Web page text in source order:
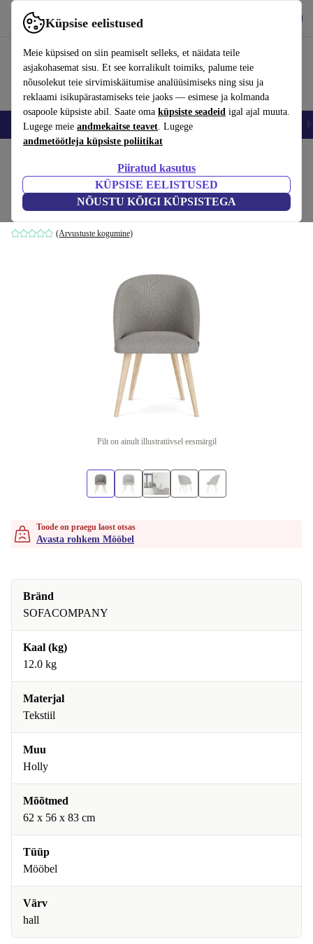
Küpsise eelistused
Meie küpsised on siin peamiselt selleks, et näidata teile
asjakohasemat sisu. Et see korralikult toimiks, palume teie
nõusolekut teie sirvimiskäitumise analüüsimiseks ning sisu ja
reklaami isikupärastamiseks teie jaoks — esimese ja kolmanda
osapoole küpsiste abil. Saate oma küpsiste seadeid igal ajal muuta.
Lugege meie andmekaitse teavet. Lugege
andmetöötleja küpsiste poliitikat
Piiratud kasutus
KÜPSISE EELISTUSED
NÕUSTU KÕIGI KÜPSISTEGA
Kasuta rakendust refurbed kiirelt ja lihtsalt
Nutitelefoni Sülearvutid Tahvelarvutid Nutikellad
Holly söögitool Maya soe Grey
hall
(Arvustuste kogumine)
Pilt on ainult illustratiivsel eesmärgil
Toode on praegu laost otsas
Avasta rohkem Mööbel
Bränd
SOFACOMPANY
Kaal (kg)
12.0 kg
Materjal
Tekstiil
Muu
Holly
Mõõtmed
62 x 56 x 83 cm
Tüüp
Mööbel
Värv
hall